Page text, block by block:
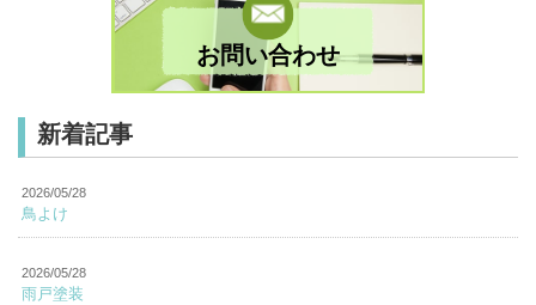
お問い合わせ
新着記事
2026/05/28
鳥よけ
2026/05/28
雨戸塗装